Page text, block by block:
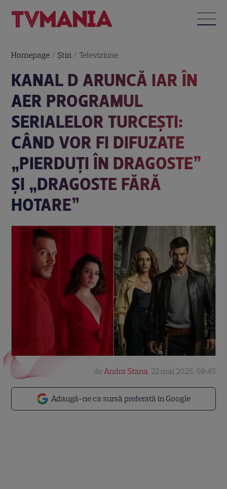
Homepage / Știri / Televiziune
KANAL D ARUNCĂ IAR ÎN
AER PROGRAMUL
SERIALELOR TURCEȘTI:
CÂND VOR FI DIFUZATE
„PIERDUȚI ÎN DRAGOSTE”
ȘI „DRAGOSTE FĂRĂ
HOTARE”
Adaugă-ne ca sursă preferată în Google
deAndra Stana, 22 mai 2025, 09:45